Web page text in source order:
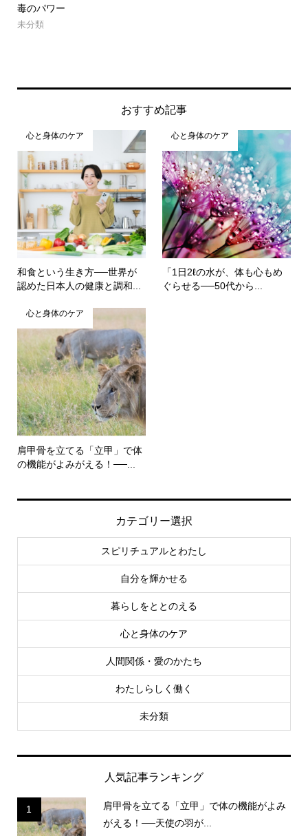
おすすめ記事
心と身体のケア
和食という生き方──世界が
認めた日本人の健康と調和...
心と身体のケア
「1日2ℓの水が、体も心もめ
ぐらせる──50代から...
心と身体のケア
肩甲骨を立てる「立甲」で体
の機能がよみがえる！──...
カテゴリー選択
スピリチュアルとわたし
自分を輝かせる
暮らしをととのえる
心と身体のケア
人間関係・愛のかたち
わたしらしく働く
未分類
人気記事ランキング
1
肩甲骨を立てる「立甲」で体の機能がよみ
がえる！──天使の羽が...